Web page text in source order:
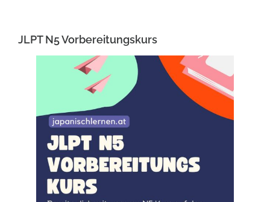
JLPT N5 Vorbereitungskurs